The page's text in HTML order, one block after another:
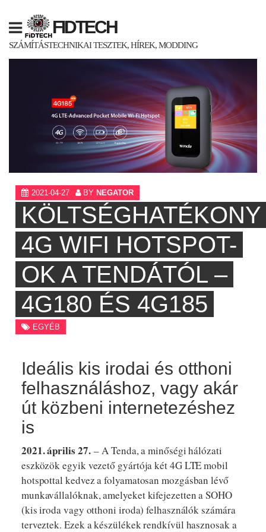
content
FIDTECH
SZÁMÍTÁSTECHNIKAI TESZTEK, HÍREK, MODDING
2021-04-27 BY NEGATOR
KÖLTSÉGHATÉKONY
4G WIFI HOTSPOT-
OK A TENDÁTÓL –
4G180 ÉS 4G185
EGYÉB
Ideális kis irodai és otthoni
felhasználáshoz, vagy akár
út közbeni internetezéshez
is
2021. április 27.– A Tenda, a minőségi hálózati
eszközök egyik vezető gyártója két 4G LTE mobil
hotspottal kedvez a folyamatosan mozgásban lévő
munkavállalóknak, amelyeket kifejezetten a SOHO
(kis iroda vagy otthoni iroda) felhasználók számára
terveztek. Ezek a készülékek rendkívül hasznosak a